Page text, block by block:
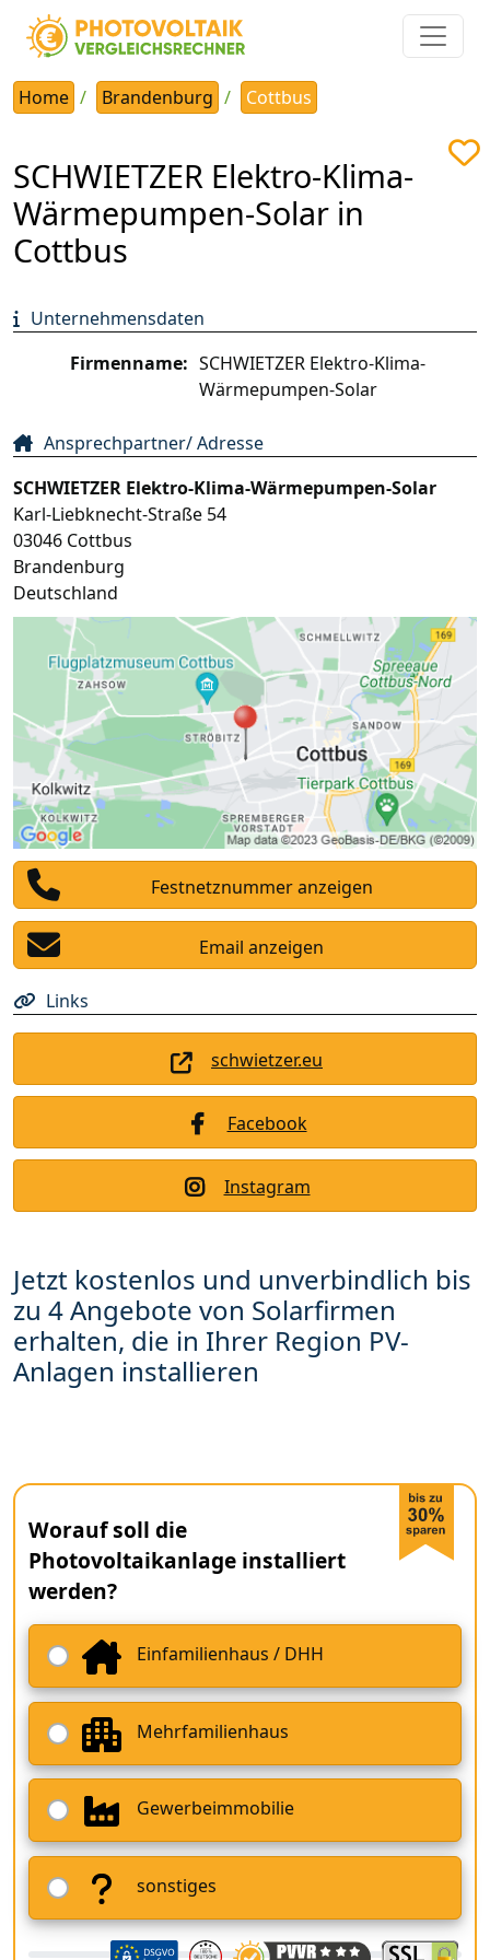
Home Brandenburg Cottbus
SCHWIETZER Elektro-Klima-
Wärmepumpen-Solar in
Cottbus
Unternehmensdaten
Firmenname: SCHWIETZER Elektro-Klima-
Wärmepumpen-Solar
Ansprechpartner/ Adresse
SCHWIETZER Elektro-Klima-Wärmepumpen-Solar
Karl-Liebknecht-Straße 54
03046 Cottbus
Brandenburg
Deutschland
Festnetznummer anzeigen
Email anzeigen
Links
schwietzer.eu
Facebook
Instagram
Jetzt kostenlos und unverbindlich bis
zu 4 Angebote von Solarfirmen
erhalten, die in Ihrer Region PV-
Anlagen installieren
Worauf soll die
Photovoltaikanlage installiert
werden?
Einfamilienhaus / DHH
Mehrfamilienhaus
Gewerbeimmobilie
sonstiges